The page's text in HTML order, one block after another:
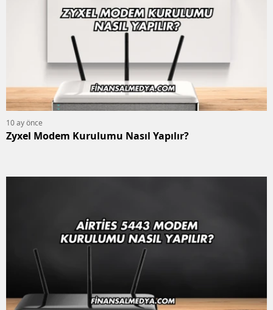
10 ay önce
Zyxel Modem Kurulumu Nasıl Yapılır?